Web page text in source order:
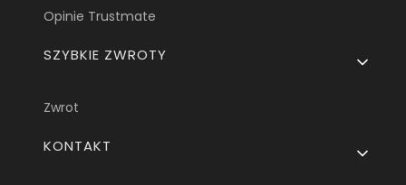
Opinie Trustmate
SZYBKIE ZWROTY
Zwrot
KONTAKT